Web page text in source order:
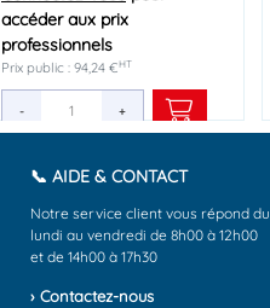
accéder aux prix
professionnels
Prix public : 94,24 €HT
- +
accéder aux prix
professionnels
Prix public : 13,24 €HT
- +
accéder aux prix
professionnels
Prix public : 3,15 € HT
- +
📞 AIDE & CONTACT
Notre service client vous répond du
lundi au vendredi de 8h00 à 12h00
et de 14h00 à 17h30
› Contactez-nous